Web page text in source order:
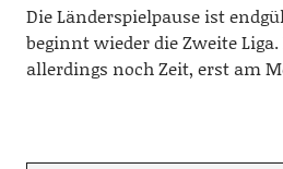
Die Länderspielpause ist
beginnt wieder die Zweite
allerdings noch Zeit, erst am